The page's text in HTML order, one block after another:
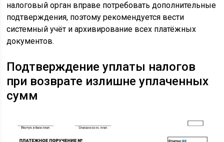
налоговый орган вправе потребовать дополнительные
подтверждения, поэтому рекомендуется вести
системный учёт и архивирование всех платёжных
документов.
Подтверждение уплаты налогов
при возврате излишне уплаченных
сумм